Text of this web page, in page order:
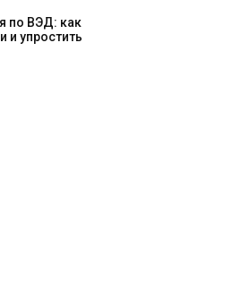
по ВЭД: как
и упростить